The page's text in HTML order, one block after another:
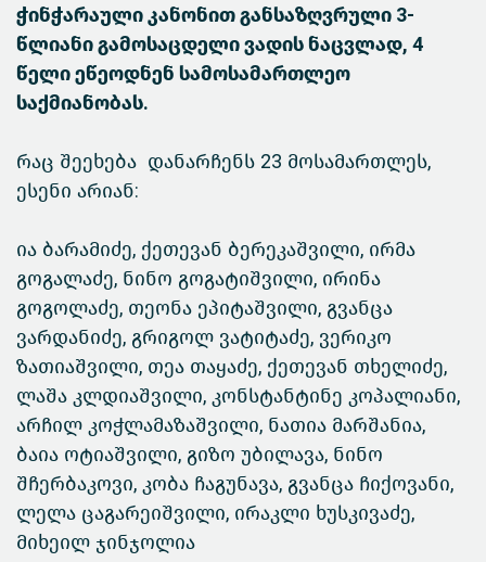
ჭინჭარაული კანონით განსაზღვრული 3-
წლიანი გამოსაცდელი ვადის ნაცვლად, 4
წელი ეწეოდნენ სამოსამართლეო
საქმიანობას.
რაც შეეხება დანარჩენს 23 მოსამართლეს,
ესენი არიან:
ია ბარამიძე, ქეთევან ბერეკაშვილი, ირმა
გოგალაძე, ნინო გოგატიშვილი, ირინა
გოგოლაძე, თეონა ეპიტაშვილი, გვანცა
ვარდანიძე, გრიგოლ ვატიტაძე, ვერიკო
ზათიაშვილი, თეა თაყაძე, ქეთევან თხელიძე,
ლაშა კლდიაშვილი, კონსტანტინე კოპალიანი,
არჩილ კოჭლამაზაშვილი, ნათია მარშანია,
ბაია ოტიაშვილი, გიზო უბილავა, ნინო
შჩერბაკოვი, კობა ჩაგუნავა, გვანცა ჩიქოვანი,
ლელა ცაგარეიშვილი, ირაკლი ხუსკივაძე,
მიხეილ ჯინჯოლია